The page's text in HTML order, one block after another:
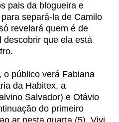
pais da blogueira e
separá-la de Camilo
revelará quem é de
descobrir que ela está
o público verá Fabiana
da Habitex, a
Salvador) e Otávio
do primeiro
ar nesta quarta (5), Vivi